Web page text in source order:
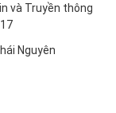
và Truyền thông
Nguyên